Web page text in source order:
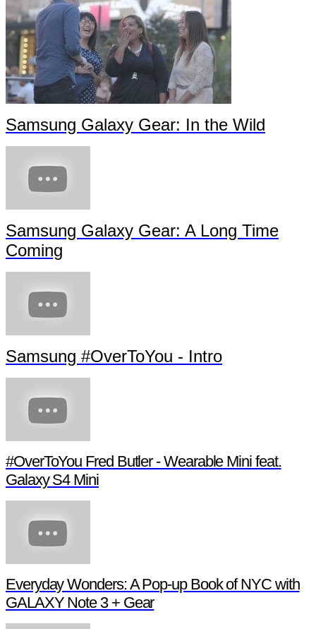
Samsung Galaxy Gear: In the Wild
Samsung Galaxy Gear: A Long Time
Coming
Samsung #OverToYou - Intro
#OverToYou Fred Butler - Wearable Mini feat.
Galaxy S4 Mini
Everyday Wonders: A Pop-up Book of NYC with
GALAXY Note 3 + Gear